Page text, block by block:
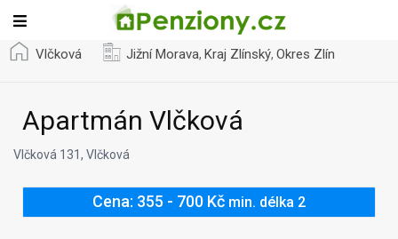
Vlčková Jižní Morava, Kraj Zlínský, Okres Zlín
Apartmán Vlčková
Vlčková 131, Vlčková
Cena: 355 - 700 Kč min. délka 2